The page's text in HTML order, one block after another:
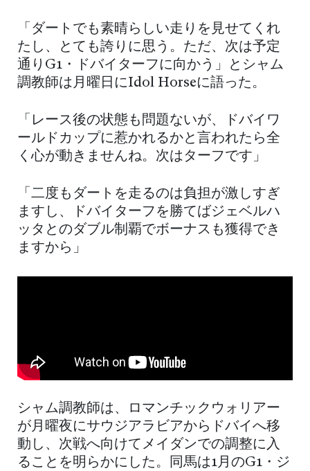
「ダートでも素晴らしい走りを見せてくれ
たし、とても誇りに思う。ただ、次は予定
通りG1・ドバイターフに向かう」とシャム
調教師は月曜日にIdol Horseに語った。
「レース後の状態も問題ないが、ドバイワ
ールドカップに惹かれるかと言われたら全
く心が動きませんね。次はターフです」
「二度もダートを走るのは負担が激しすぎ
ますし、ドバイターフを勝てばジェベルハ
ッタとのダブル制覇でボーナスも獲得でき
ますから」
シャム調教師は、ロマンチックウォリアー
が月曜夜にサウジアラビアからドバイへ移
動し、次戦へ向けてメイダンでの調整に入
ることを明らかにした。同馬は1月のG1・ジ